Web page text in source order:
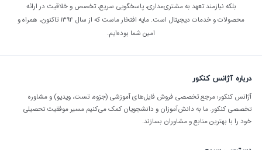
بلکه نیازمند تعهد به مشتری‌مداری، پاسخگویی سریع، تخصص و خلاقیت در ارائه
محصولات و خدمات دیجیتال است. مایه افتخار ماست که از سال ۱۳۹۴ تاکنون، همراه و
امین شما بوده‌ایم.
درباره آژانس کنکور
آژانس کنکور؛ مرجع تخصصی فروش فایل‌های آموزشی (جزوه، تست، ویدیو) و مشاوره
تخصصی کنکور. ما به دانش‌آموزان و دانشجویان کمک می‌کنیم مسیر موفقیت تحصیلی
خود را با بهترین منابع و مشاوران بسازند.